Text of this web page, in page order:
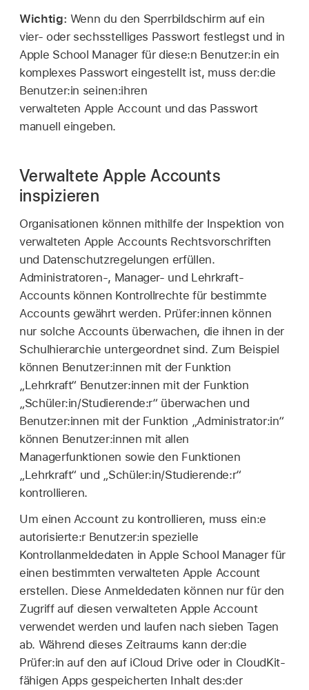
Wichtig: Wenn du den Sperrbildschirm auf ein
vier- oder sechsstelliges Passwort festlegst und in
Apple School Manager für diese:n Benutzer:in ein
komplexes Passwort eingestellt ist, muss der:die
Benutzer:in seinen:ihren
verwalteten Apple Account und das Passwort
manuell eingeben.
Verwaltete Apple Accounts
inspizieren
Organisationen können mithilfe der Inspektion von
verwalteten Apple Accounts Rechtsvorschriften
und Datenschutzregelungen erfüllen.
Administratoren-, Manager- und Lehrkraft-
Accounts können Kontrollrechte für bestimmte
Accounts gewährt werden. Prüfer:innen können
nur solche Accounts überwachen, die ihnen in der
Schulhierarchie untergeordnet sind. Zum Beispiel
können Benutzer:innen mit der Funktion
„Lehrkraft“ Benutzer:innen mit der Funktion
„Schüler:in/Studierende:r“ überwachen und
Benutzer:innen mit der Funktion „Administrator:in“
können Benutzer:innen mit allen
Managerfunktionen sowie den Funktionen
„Lehrkraft“ und „Schüler:in/Studierende:r“
kontrollieren.
Um einen Account zu kontrollieren, muss ein:e
autorisierte:r Benutzer:in spezielle
Kontrollanmeldedaten in Apple School Manager für
einen bestimmten verwalteten Apple Account
erstellen. Diese Anmeldedaten können nur für den
Zugriff auf diesenverwalteten Apple Account
verwendet werden und laufen nach sieben Tagen
ab. Während dieses Zeitraums kann der:die
Prüfer:in auf den auf iCloud Drive oder in CloudKit-
fähigen Apps gespeicherten Inhalt des:der